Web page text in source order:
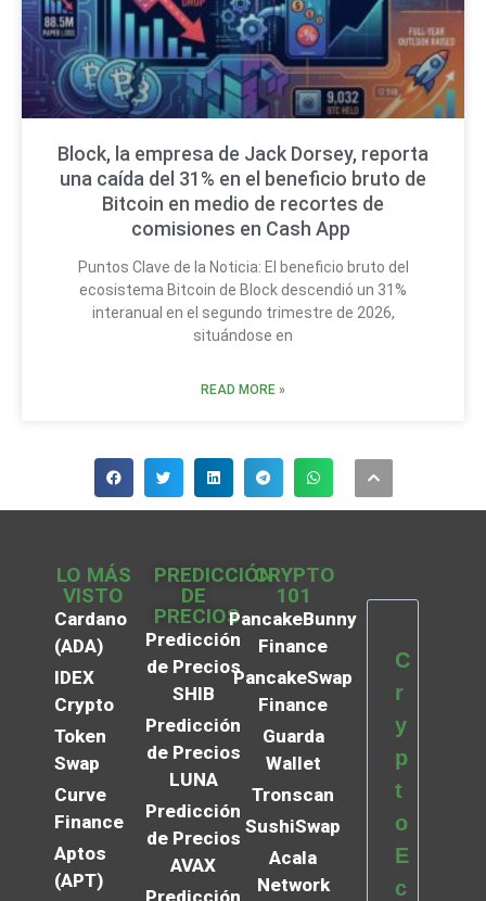
Block, la empresa de Jack Dorsey, reporta
una caída del 31% en el beneficio bruto de
Bitcoin en medio de recortes de
comisiones en Cash App
Puntos Clave de la Noticia: El beneficio bruto del
ecosistema Bitcoin de Block descendió un 31%
interanual en el segundo trimestre de 2026,
situándose en
READ MORE »
LO MÁS
VISTO
Cardano
(ADA)
IDEX
Crypto
Token
Swap
Curve
Finance
Aptos
(APT)
PREDICCIÓN
DE
PRECIOS
Predicción
de Precios
SHIB
Predicción
de Precios
LUNA
Predicción
de Precios
AVAX
CRYPTO
101
PancakeBunny
Finance
PancakeSwap
Finance
Guarda
Wallet
Tronscan
SushiSwap
Acala
Network
C
r
y
p
t
o
E
c